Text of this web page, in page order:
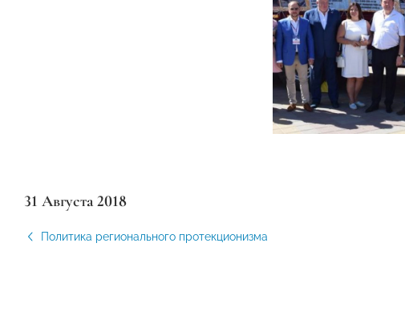
31 Августа 2018
Политика регионального протекционизма